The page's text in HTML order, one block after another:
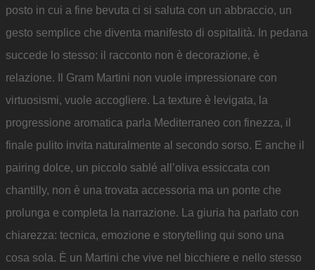
posto in cui a fine bevuta ci si saluta con un abbraccio, un
gesto semplice che diventa manifesto di ospitalità. In pedana
succede lo stesso: il racconto non è decorazione, è
relazione. Il Gram Martini non vuole impressionare con
virtuosismi, vuole accogliere. La texture è levigata, la
progressione aromatica parla Mediterraneo con finezza, il
finale pulito invita naturalmente al secondo sorso. E anche il
pairing dolce, un piccolo sablé all’oliva essiccata con
chantilly, non è una trovata accessoria ma un ponte che
prolunga e completa la narrazione. La giuria ha parlato con
chiarezza: tecnica, emozione e storytelling qui sono una
cosa sola. È un Martini che vive nel bicchiere e nello stesso